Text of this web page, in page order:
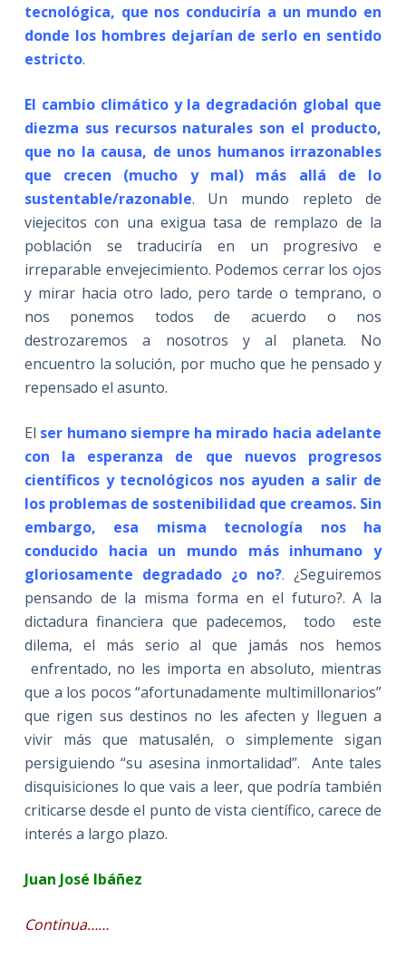
tecnológica, que nos conduciría a un mundo en
donde los hombres dejarían de serlo en sentido
estricto.
El cambio climático y la degradación global que
diezma sus recursos naturales son el producto,
que no la causa, de unos humanos irrazonables
que crecen (mucho y mal) más allá de lo
sustentable/razonable. Un mundo repleto de
viejecitos con una exigua tasa de remplazo de la
población se traduciría en un progresivo e
irreparable envejecimiento. Podemos cerrar los ojos
y mirar hacia otro lado, pero tarde o temprano, o
nos ponemos todos de acuerdo o nos
destrozaremos a nosotros y al planeta. No
encuentro la solución, por mucho que he pensado y
repensado el asunto.
El ser humano siempre ha mirado hacia adelante
con la esperanza de que nuevos progresos
científicos y tecnológicos nos ayuden a salir de
los problemas de sostenibilidad que creamos. Sin
embargo, esa misma tecnología nos ha
conducido hacia un mundo más inhumano y
gloriosamente degradado ¿o no?. ¿Seguiremos
pensando de la misma forma en el futuro?. A la
dictadura financiera que padecemos, todo este
dilema, el más serio al que jamás nos hemos
enfrentado, no les importa en absoluto, mientras
que a los pocos “afortunadamente multimillonarios”
que rigen sus destinos no les afecten y lleguen a
vivir más que matusalén, o simplemente sigan
persiguiendo “su asesina inmortalidad”. Ante tales
disquisiciones lo que vais a leer, que podría también
criticarse desde el punto de vista científico, carece de
interés a largo plazo.
Juan José Ibáñez
Continua……